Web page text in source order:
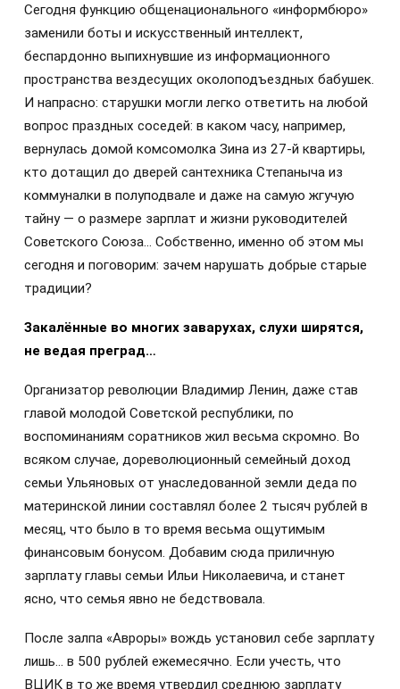
Сегодня функцию общенационального «информбюро»
заменили боты и искусственный интеллект,
беспардонно выпихнувшие из информационного
пространства вездесущих околоподъездных бабушек.
И напрасно: старушки могли легко ответить на любой
вопрос праздных соседей: в каком часу, например,
вернулась домой комсомолка Зина из 27-й квартиры,
кто дотащил до дверей сантехника Степаныча из
коммуналки в полуподвале и даже на самую жгучую
тайну — о размере зарплат и жизни руководителей
Советского Союза… Собственно, именно об этом мы
сегодня и поговорим: зачем нарушать добрые старые
традиции?
Закалённые во многих заварухах, слухи ширятся,
не ведая преград…
Организатор революции Владимир Ленин, даже став
главой молодой Советской республики, по
воспоминаниям соратников жил весьма скромно. Во
всяком случае, дореволюционный семейный доход
семьи Ульяновых от унаследованной земли деда по
материнской линии составлял более 2 тысяч рублей в
месяц, что было в то время весьма ощутимым
финансовым бонусом. Добавим сюда приличную
зарплату главы семьи Ильи Николаевича, и станет
ясно, что семья явно не бедствовала.
После залпа «Авроры» вождь установил себе зарплату
лишь… в 500 рублей ежемесячно. Если учесть, что
ВЦИК в то же время утвердил среднюю зарплату